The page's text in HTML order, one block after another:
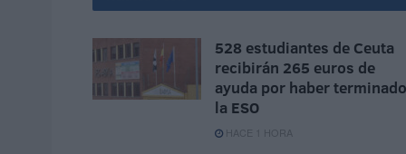
528 estudiantes de Ceuta
recibirán 265 euros de
ayuda por haber terminado
la ESO
HACE 1 HORA